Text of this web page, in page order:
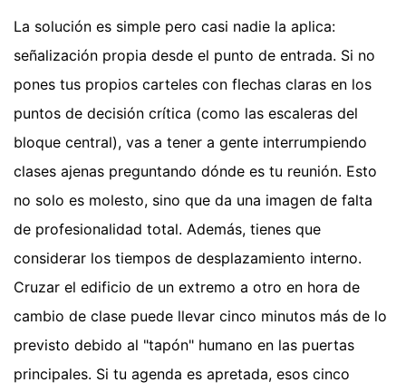
La solución es simple pero casi nadie la aplica:
señalización propia desde el punto de entrada. Si no
pones tus propios carteles con flechas claras en los
puntos de decisión crítica (como las escaleras del
bloque central), vas a tener a gente interrumpiendo
clases ajenas preguntando dónde es tu reunión. Esto
no solo es molesto, sino que da una imagen de falta
de profesionalidad total. Además, tienes que
considerar los tiempos de desplazamiento interno.
Cruzar el edificio de un extremo a otro en hora de
cambio de clase puede llevar cinco minutos más de lo
previsto debido al "tapón" humano en las puertas
principales. Si tu agenda es apretada, esos cinco